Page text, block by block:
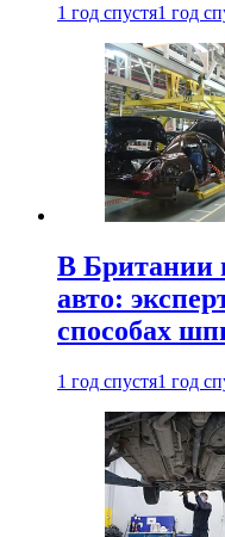
1 год спустя1 год
В Британии
авто:
способах
1 год спустя1 год